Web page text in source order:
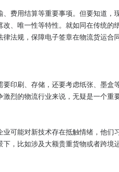
费用结算等重要事项。但要知道，
、唯一性等特性。就如同在传统的
法规，保障电子签章在物流货运合
印刷、存储，还要考虑纸张、墨盒
烈的物流行业来说，无疑是一个重
可能对新技术存在抵触情绪，他们
，比如涉及大额贵重货物或者跨境